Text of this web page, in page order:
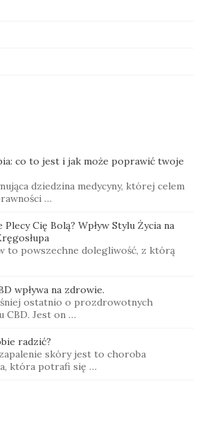
co to jest i jak może poprawić twoje
dziedzina medycyny, której celem
…
Cię Bolą? Wpływ Stylu Życia na
to powszechne dolegliwość, z którą
wpływa na zdrowie.
ostatnio o prozdrowotnych
CBD. Jest on …
radzić?
skóry jest to choroba
która potrafi się …